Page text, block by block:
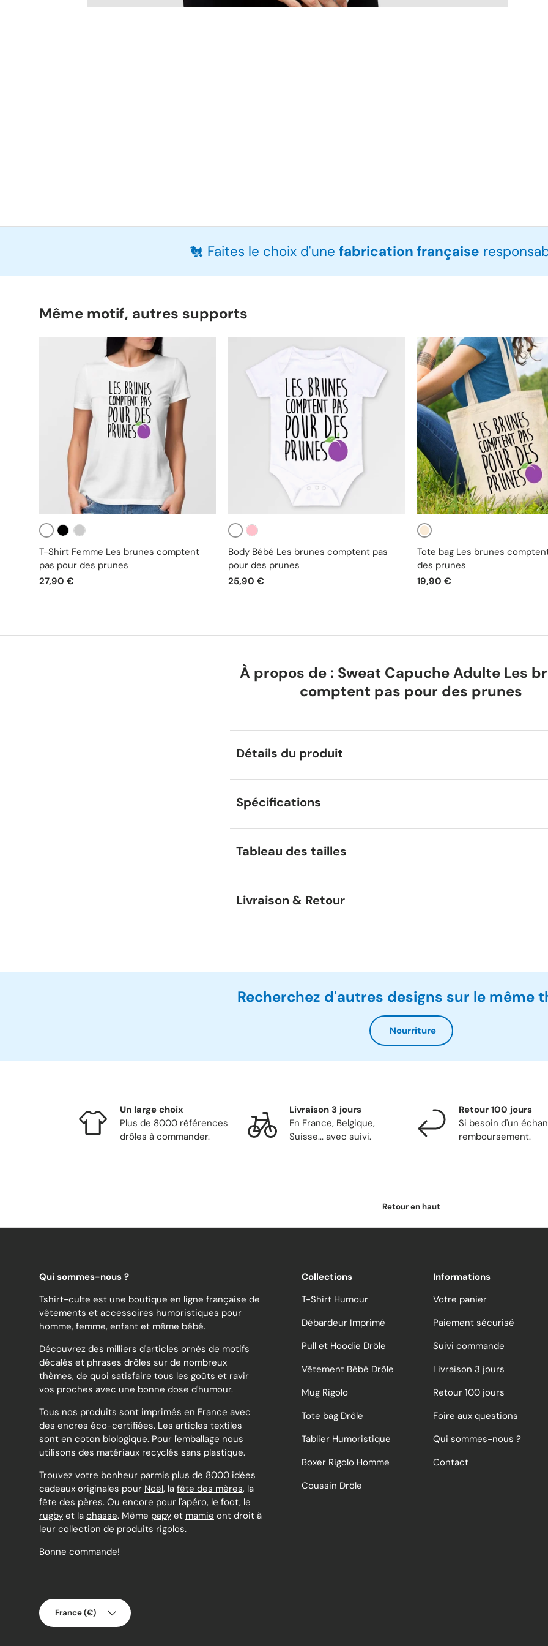
🐔 Faites le choix d'une fabrication française
Même motif, autres supports
Blanc
T-Shirt Femme Les brunes comptent
pas pour des prunes
27,90 €
Blanc
Body Bébé Les brunes comptent pas
pour des prunes
25,90 €
Beige
Tote bag Les brunes
des prunes
19,90 €
À propos de : Sweat Capuche Adulte Les
comptent pas pour des prunes
Détails du produit
Spécifications
Tableau des tailles
Livraison & Retour
Recherchez d'autres designs sur le même
Nourriture
Un large choix
Plus de 8000 références
drôles à commander.
Livraison 3 jours
En France, Belgique,
Suisse... avec suivi.
Retour 100 jours
Si besoin d'un
remboursement.
Retour en haut
Qui sommes-nous ?
Tshirt-culte est une boutique en ligne française de
vêtements et accessoires humoristiques pour
homme, femme, enfant et même bébé.
Découvrez des milliers d'articles ornés de motifs
décalés et phrases drôles sur de nombreux
thèmes, de quoi satisfaire tous les goûts et ravir
vos proches avec une bonne dose d'humour.
Tous nos produits sont imprimés en France avec
des encres éco-certifiées. Les articles textiles
sont en coton biologique. Pour l'emballage nous
utilisons des matériaux recyclés sans plastique.
Trouvez votre bonheur parmis plus de 8000 idées
cadeaux originales pour Noël, la fête des mères, la
fête des pères. Ou encore pour l'apéro, le foot, le
rugby et la chasse. Même papy et mamie ont droit à
leur collection de produits rigolos.
Bonne commande!
Collections
T-Shirt Humour
Débardeur Imprimé
Pull et Hoodie Drôle
Vêtement Bébé Drôle
Mug Rigolo
Tote bag Drôle
Tablier Humoristique
Boxer Rigolo Homme
Coussin Drôle
Informations
Votre panier
Paiement sécurisé
Suivi commande
Livraison 3 jours
Retour 100 jours
Foire aux questions
Qui sommes-nous ?
Contact
Pays
France (€)